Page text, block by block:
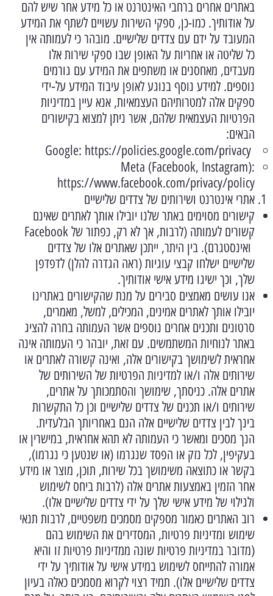
באתרים אחרים ברחבי האינטרנט או כל מידע אחר שיש להם
על אודותיך. כמו-כן, ספקי השירות עשויים לשתף את המידע
המעובד על ידם עם צדדים שלישיים. מובהר כי לעמותה אין
כל שליטה או אחריות על האופן שבו ספקי שירות אלו
מעבדים, מאחסנים או משתפים את המידע עם גורמים
נוספים. למידע נוסף בנוגע לאופן עיבוד המידע על‑ידי
ספקים אלה למטרותיהם העצמאיות, אנא עיין במדיניות
הפרטיות העצמאית שלהם, אשר ניתן למצוא בקישורים
הבאים:
https://policies.google.com/privacy
Meta (Facebook, Instagram):
https://www.facebook.com/privacy/policy
אתרי אינטרנט ושירותים של צדדים שלישיים
קישורים מסוימים באתר שלנו יובילו אותך לאתרים שאינם
קשורים לעמותה (לרבות, אך לא רק, כפתור של Facebook
ואינסטגרם). בין היתר, ייתכן שאתרים אלו של צדדים
שלישיים ישלחו קבצי עוגיות (ראה הגדרה להלן) לדפדפן
שלך, וכך ישיגו מידע אישי אודותיך.
אנו עושים מאמצים סבירים על מנת שהקישורים באתרינו
יובילו אותך לאתרים אמינים, המכילים, למשל, מאמרים,
סרטונים ותכנים אחרים נוספים אשר העמותה בחרה להציג
באתר לנוחיות המשתמשים. עם זאת, יובהר כי העמותה אינה
אחראית לשימושך בקישורים אלה, ואינה קשורה לאתרים או
שירותים אלה ו/או למדיניות הפרטיות של השירותים של
אתרים אלה. כניסתך, שימושך והסתמכותך על אתרים,
שירותים ו/או תכנים של צדדים שלישיים וכן כל התקשרות
בינך לבין צדדים שלישיים אלה הנם באחריותך הבלעדית.
הנך מסכים ומאשר כי העמותה לא תהא אחראית, במישרין או
בעקיפין, לכל נזק או הפסד שנגרמו (או שנטען כי נגרמו),
בקשר או כתוצאה משימושך בכל שירות, תוכן, מוצר או מידע
אחר הזמין באמצעות אתרים אלה (לרבות ביחס לשימוש
ולגילוי של מידע אישי שלך על ידי צדדים שלישיים אלו).
רוב האתרים כאמור מספקים מסמכים משפטיים, לרבות תנאי
שימוש ומדיניות פרטיות, המסדירים את השימוש בהם
(מדובר במדיניות פרטיות שונה ממדיניות פרטיות זו והיא
אמורה להתייחס לשימוש במידע אישי על אודותיך על ידי
צדדים שלישיים אלו). תמיד רצוי לקרוא מסמכים כאלה בעיון